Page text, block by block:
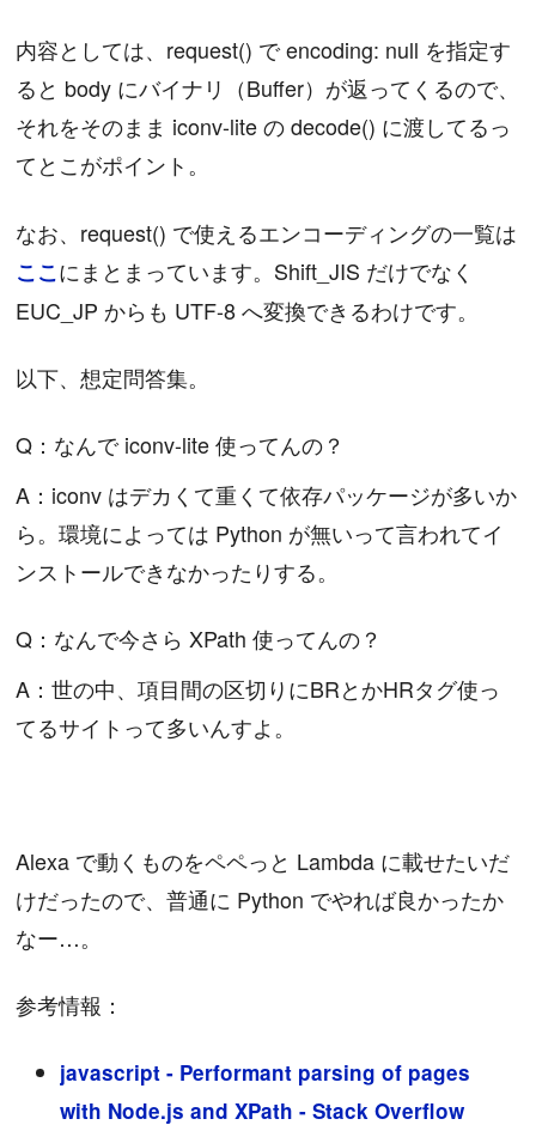
内容としては、request() で encoding: null を指定す
ると body にバイナリ（Buffer）が返ってくるので、
それをそのまま iconv-lite の decode() に渡してるっ
てとこがポイント。
なお、request() で使えるエンコーディングの一覧は
ここにまとまっています。Shift_JIS だけでなく
EUC_JP からも UTF-8 へ変換できるわけです。
以下、想定問答集。
Q：なんで iconv-lite 使ってんの？
A：iconv はデカくて重くて依存パッケージが多いか
ら。環境によっては Python が無いって言われてイ
ンストールできなかったりする。
Q：なんで今さら XPath 使ってんの？
A：世の中、項目間の区切りにBRとかHRタグ使っ
てるサイトって多いんすよ。
Alexa で動くものをペペっと Lambda に載せたいだ
けだったので、普通に Python でやれば良かったか
なー…。
参考情報：
javascript - Performant parsing of pages
with Node.js and XPath - Stack Overflow